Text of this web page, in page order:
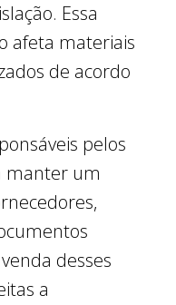
Essa
afeta materiais
de acordo
pelos
manter um
desses
a